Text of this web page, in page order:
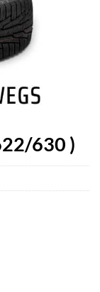
630 )